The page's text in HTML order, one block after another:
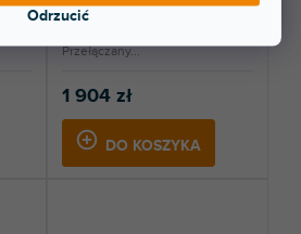
Odrzucić
1 904 zł
DO KOSZYKA
Profesjonalny, dwukanałowy, 31-
Przełączany...